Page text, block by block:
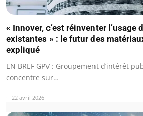
« Innover, c’est réinventer l’usage
existantes » : le futur des
expliqué
EN BREF GPV : Groupement d’intérêt
concentre sur…
22 avril 2026